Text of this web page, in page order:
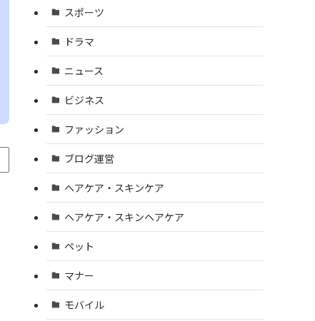
スポーツ
ドラマ
ニュース
ビジネス
ファッション
ブログ運営
ヘアケア・スキンケア
ヘアケア・スキンヘアケア
ペット
マナー
モバイル